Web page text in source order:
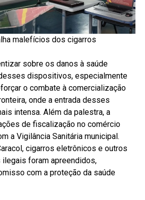
malefícios dos cigarros
sobre os danos à saúde
dispositivos, especialmente
o combate à comercialização
onde a entrada desses
intensa. Além da palestra, a
de fiscalização no comércio
a Vigilância Sanitária municipal.
cigarros eletrônicos e outros
foram apreendidos,
com a proteção da saúde